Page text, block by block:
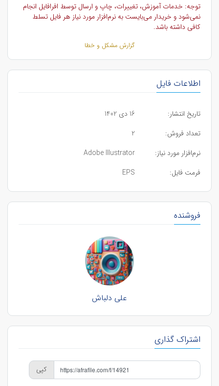
توجه: خدمات آموزش، تغییرات، چاپ و ارسال توسط افرافایل انجام
نمی‌شود و خریدار می‌بایست به نرم‌افزار مورد نیاز هر فایل تسلط
کافی داشته باشد.
گزارش مشکل و خطا
اطلاعات فایل
تاریخ انتشار:
16 دی 1402
تعداد فروش:
2
نرم‌افزار مورد نیاز:
Adobe Illustrator
فرمت فایل:
EPS
فروشنده
علی دلباش
اشتراک گذاری
کپی